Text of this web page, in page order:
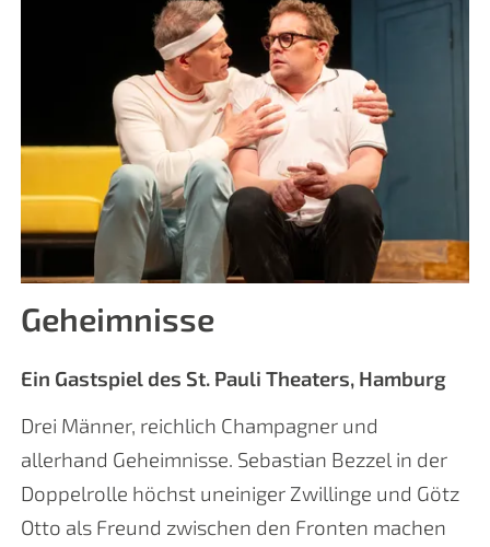
Geheimnisse
Ein Gastspiel des St. Pauli Theaters, Hamburg
Drei Männer, reichlich Champagner und
allerhand Geheimnisse. Sebastian Bezzel in der
Doppelrolle höchst uneiniger Zwillinge und Götz
Otto als Freund zwischen den Fronten machen